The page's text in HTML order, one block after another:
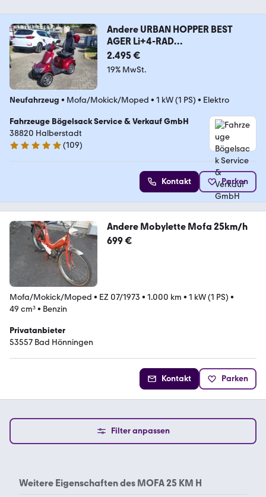
Andere URBAN HOPPER BEST
AGER Li+4-RAD
MOBIL+15/25KM/H+
2.495 €
19% MwSt.
Neufahrzeug • Mofa/Mokick/Moped • 1 kW (1 PS) • Elektro
Fahrzeuge Bögelsack Service & Verkauf GmbH
38820 Halberstadt
5 Sterne
(109)
Kontakt Parken
Andere Mobylette Mofa 25km/h
699 €
Mofa/Mokick/Moped • EZ 07/1973 • 1.000 km • 1 kW (1 PS) •
49 cm³• Benzin
Privatanbieter
53557 Bad Hönningen
Kontakt Parken
Filter anpassen
Weitere Eigenschaften des MOFA 25 KM H